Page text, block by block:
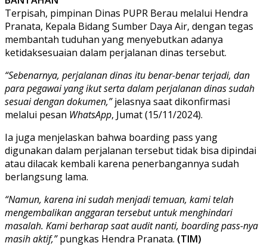
Terpisah, pimpinan Dinas PUPR Berau melalui Hendra
Pranata, Kepala Bidang Sumber Daya Air, dengan tegas
membantah tuduhan yang menyebutkan adanya
ketidaksesuaian dalam perjalanan dinas tersebut.
“Sebenarnya, perjalanan dinas itu benar-benar terjadi, dan
para pegawai yang ikut serta dalam perjalanan dinas sudah
sesuai dengan dokumen,”jelasnya saat dikonfirmasi
melalui pesan WhatsApp, Jumat (15/11/2024).
Ia juga menjelaskan bahwa boarding pass yang
digunakan dalam perjalanan tersebut tidak bisa dipindai
atau dilacak kembali karena penerbangannya sudah
berlangsung lama.
“Namun, karena ini sudah menjadi temuan, kami telah
mengembalikan anggaran tersebut untuk menghindari
masalah. Kami berharap saat audit nanti, boarding pass-nya
masih aktif,”pungkas Hendra Pranata. (TIM)